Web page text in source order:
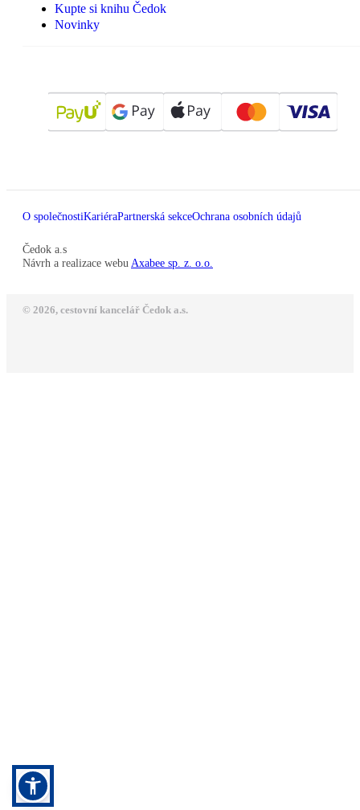
Kupte si knihu Čedok
Novinky
O společnostiKariéraPartnerská sekceOchrana osobních údajů
Čedok a.s
Návrh a realizace webu Axabee sp. z. o.o.
© 2026, cestovní kancelář Čedok a.s.